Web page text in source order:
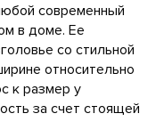
современный
в доме. Ее
со стильной
относительно
к размер у
за счет стоящей